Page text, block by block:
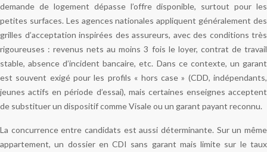
demande de logement dépasse l’offre disponible, surtout pour les
petites surfaces. Les agences nationales appliquent généralement des
grilles d’acceptation inspirées des assureurs, avec des conditions très
rigoureuses : revenus nets au moins 3 fois le loyer, contrat de travail
stable, absence d’incident bancaire, etc. Dans ce contexte, un garant
est souvent exigé pour les profils « hors case » (CDD, indépendants,
jeunes actifs en période d’essai), mais certaines enseignes acceptent
de substituer un dispositif comme Visale ou un garant payant reconnu.
La concurrence entre candidats est aussi déterminante. Sur un même
appartement, un dossier en CDI sans garant mais limite sur le taux